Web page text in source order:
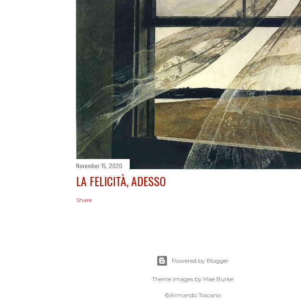
November 15, 2020
LA FELICITÀ, ADESSO
Share
Powered by Blogger
Theme images by Mae Burke
©Armando Toscano